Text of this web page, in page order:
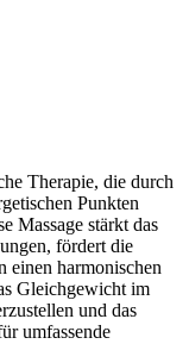
Therapie, die durch
Punkten
Massage stärkt das
fördert die
einen harmonischen
Gleichgewicht im
und das
umfassende